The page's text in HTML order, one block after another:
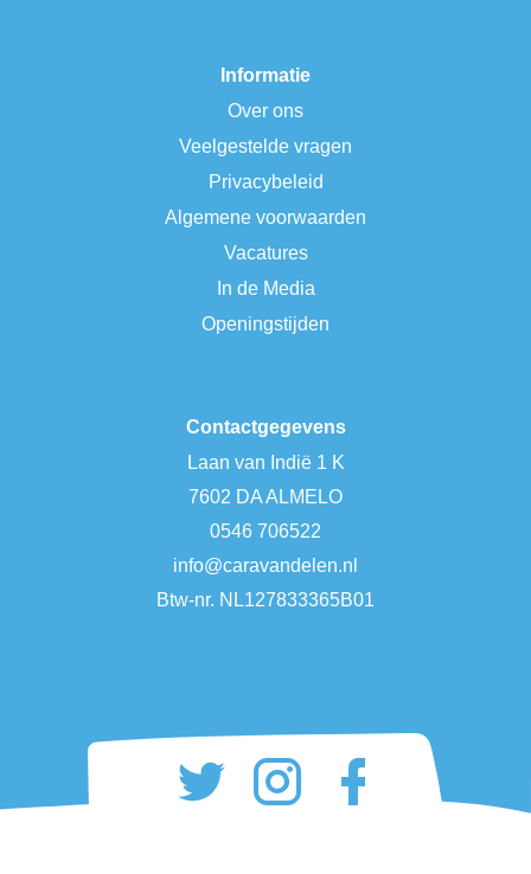
Informatie
Over ons
Veelgestelde vragen
Privacybeleid
Algemene voorwaarden
Vacatures
In de Media
Openingstijden
Contactgegevens
Laan van Indië 1 K
7602 DA ALMELO
0546 706522
info@caravandelen.nl
Btw-nr. NL127833365B01